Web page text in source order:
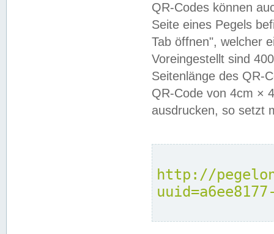
QR-Codes können
Seite eines Pegels
Tab öffnen", welcher
Voreingestellt sind
Seitenlänge des QR-
QR-Code von 4cm ×
ausdrucken, so setzt
http://